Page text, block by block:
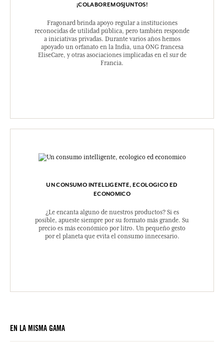
¡COLABOREMOSJUNTOS!
Fragonard brinda apoyo regular a instituciones
reconocidas de utilidad pública, pero también responde
a iniciativas privadas. Durante varios años hemos
apoyado un orfanato en la India, una ONG francesa
EliseCare, y otras asociaciones implicadas en el sur de
Francia.
UN CONSUMO INTELLIGENTE, ECOLOGICO ED
ECONOMICO
¿Le encanta alguno de nuestros productos? Si es
posible, apueste siempre por su formato más grande. Su
precio es más económico por litro. Un pequeño gesto
por el planeta que evita el consumo innecesario.
EN LA MISMA GAMA